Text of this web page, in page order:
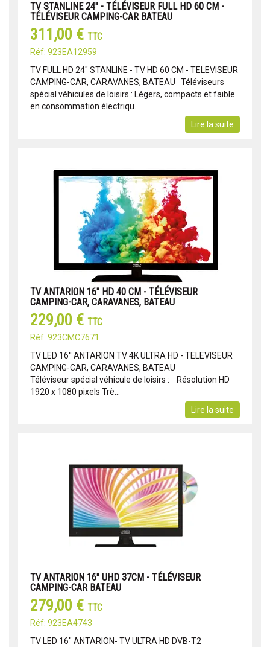
TV STANLINE 24'' - TÉLÉVISEUR FULL HD 60 CM -
TÉLÉVISEUR CAMPING-CAR BATEAU
311,00 € TTC
Réf: 923EA12959
TV FULL HD 24" STANLINE - TV HD 60 CM - TELEVISEUR
CAMPING-CAR, CARAVANES, BATEAU Téléviseurs
spécial véhicules de loisirs : Légers, compacts et faible
en consommation électriqu...
Lire la suite
TV ANTARION 16'' HD 40 CM - TÉLÉVISEUR
CAMPING-CAR, CARAVANES, BATEAU
229,00 € TTC
Réf: 923CMC7671
TV LED 16'' ANTARION TV 4K ULTRA HD - TELEVISEUR
CAMPING-CAR, CARAVANES, BATEAU
Téléviseur spécial véhicule de loisirs : Résolution HD
1920 x 1080 pixels Trè...
Lire la suite
TV ANTARION 16'' UHD 37CM - TÉLÉVISEUR
CAMPING-CAR BATEAU
279,00 € TTC
Réf: 923EA4743
TV LED 16" ANTARION- TV ULTRA HD DVB-T2